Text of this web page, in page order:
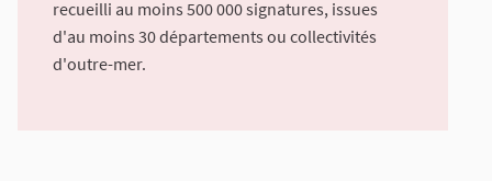
recueilli au moins 500 000 signatures, issues
d'au moins 30 départements ou collectivités
d'outre-mer.